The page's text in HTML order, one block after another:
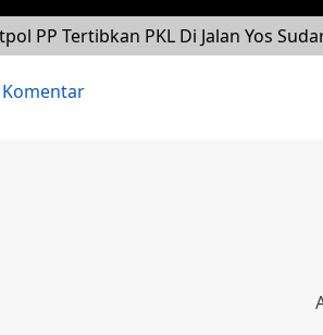
PP Tertibkan PKL Di Jalan Yos